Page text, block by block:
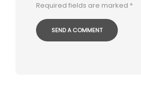
Required fields are marked *